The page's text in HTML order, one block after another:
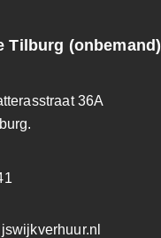
Tilburg (onbemand)
36A